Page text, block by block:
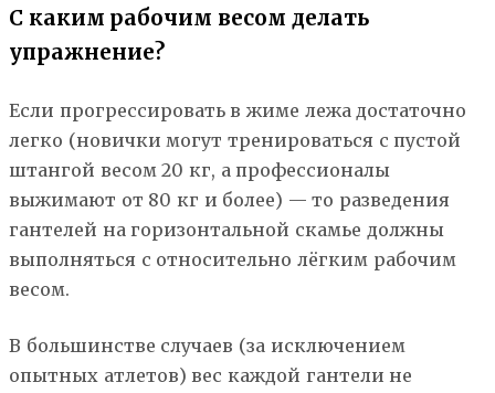
С каким рабочим весом делать
упражнение?
Если прогрессировать в жиме лежа достаточно
легко (новички могут тренироваться с пустой
штангой весом 20 кг, а профессионалы
выжимают от 80 кг и более) — то разведения
гантелей на горизонтальной скамье должны
выполняться с относительно лёгким рабочим
весом.
В большинстве случаев (за исключением
опытных атлетов) вес каждой гантели не